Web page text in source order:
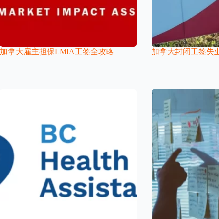
加拿大雇主担保LMIA工签全攻略 加拿大封闭工签失